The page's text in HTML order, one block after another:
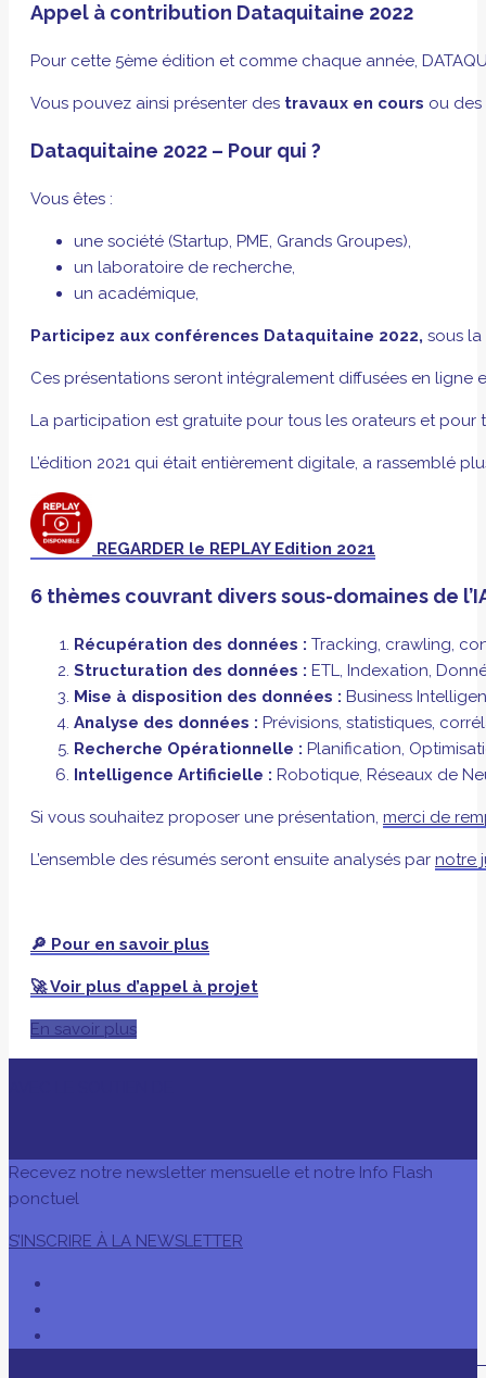
Appel à contribution Dataquitaine 2022
Pour cette 5ème édition et comme chaque année,
Vous pouvez ainsi présenter des travaux en cours ou des
Dataquitaine 2022 – Pour qui ?
Vous êtes :
une société (Startup, PME, Grands Groupes),
un laboratoire de recherche,
un académique,
Participez aux conférences Dataquitaine 2022, sous la
Ces présentations seront intégralement diffusées en ligne
La participation est gratuite pour tous les orateurs et
L’édition 2021 qui était entièrement digitale, a rassemblé
REGARDER le REPLAY Edition 2021
6 thèmes couvrant divers sous-domaines de
Récupération des données : Tracking, crawling,
Structuration des données : ETL, Indexation,
Mise à disposition des données : Business
Analyse des données : Prévisions, statistiques,
Recherche Opérationnelle : Planification,
Intelligence Artificielle : Robotique, Réseaux de
Si vous souhaitez proposer une présentation, merci de
L’ensemble des résumés seront ensuite analysés par notre
🔎 Pour en savoir plus
🚀 Voir plus d’appel à projet
En savoir plus
Recevez notre newsletter mensuelle et notre Info Flash
ponctuel
S’INSCRIRE À LA NEWSLETTER